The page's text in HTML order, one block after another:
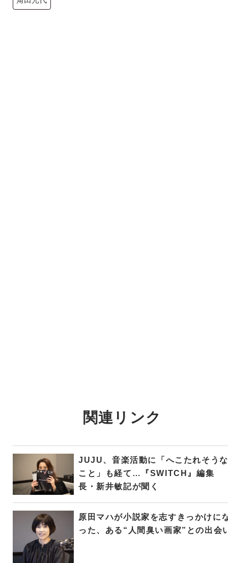
関連リンク
JUJU、音楽活動に「へこたれそうな
こと」も経て…『SWITCH』編集
長・新井敏記が聞く
原田マハが小説家を志すきっかけに
った、ある“人間臭い画家”との出会